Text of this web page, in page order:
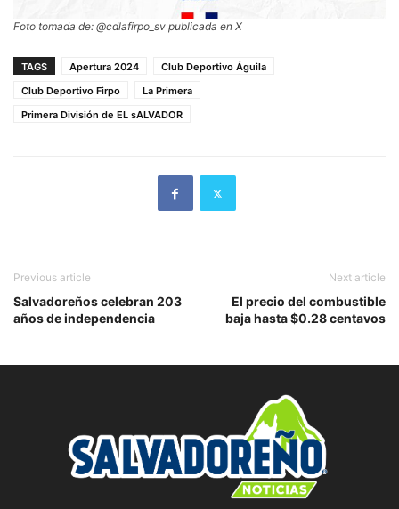
Foto tomada de: @cdlafirpo_sv publicada en X
TAGS Apertura 2024
Club Deportivo Águila
Club Deportivo Firpo
La Primera
Primera División de EL sALVADOR
Previous article
Salvadoreños celebran 203
años de independencia
Next article
El precio del combustible
baja hasta $0.28 centavos